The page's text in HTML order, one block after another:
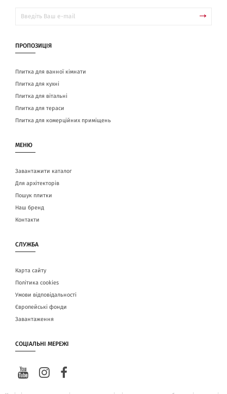
ПРОПОЗИЦІЯ
Плитка для ванної кімнати
Плитка для кухні
Плитка для вітальні
Плитка для тераси
Плитка для комерційних приміщень
МЕНЮ
Завантажити каталог
Для архітекторів
Пошук плитки
Наш бренд
Контакти
СЛУЖБА
Карта сайту
Політика cookies
Умови відповідальності
Європейські фонди
Завантаження
СОЦІАЛЬНІ МЕРЕЖІ